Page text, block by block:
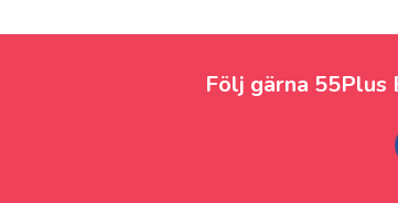
Följ gärna 55Plus